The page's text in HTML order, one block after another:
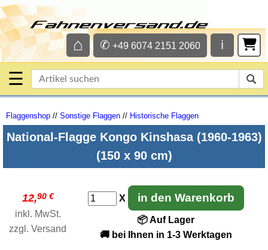
ℹ
✆ +49 6074 2151 2060
⌂
☰
Flaggenshop // Sonstige Flaggen // Historische Flaggen
National-Flagge Kongo Kinshasa (1960-1963)
(150 x 90 cm)
12,90 €
inkl. MwSt.
zzgl. Versand
X in den Warenkorb
📦 Auf Lager
🚚 bei Ihnen in 1-3 Werktagen